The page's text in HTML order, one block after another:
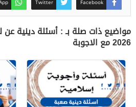
Facebook
Twitter
مواضيع ذات صلة بـ : أسئلة دينية عن
2026 مع الاجوبة